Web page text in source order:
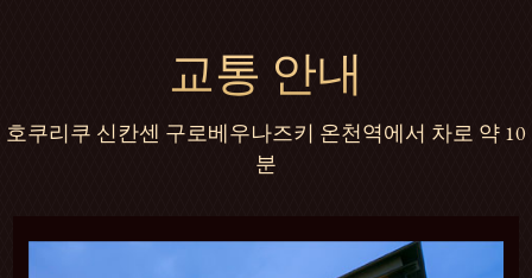
교통 안내
호쿠리쿠 신칸센 구로베우나즈키 온천역에서 차로 약 10
분